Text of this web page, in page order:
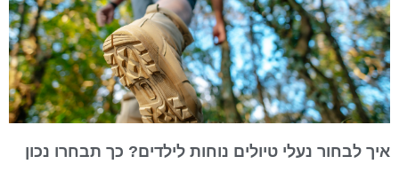
לבחור נעלי טיולים נוחות לילדים? כך תבחרו נכון